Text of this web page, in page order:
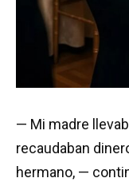
— Mi madre
recaudaban
hermano, —